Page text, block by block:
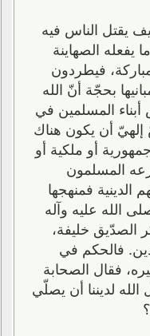
يقتل الناس فيه
يفعله الصهاينة
فيطردون
بحجّة أنّ الله
المسلمين في
أن يكون هناك
أو ملكية أو
المسلمون
الدينية فمنهجها
الله عليه وآله
الصدّيق خليفة،
فالحكم في
فقال الصحابة
لديننا أن يصلّي